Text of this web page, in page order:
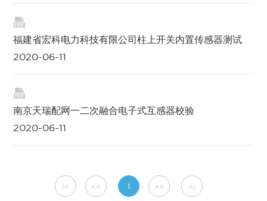

福建省宏科电力科技有限公司柱上开关内置传感器测试
2020-06-11

南京天瑞配网一二次融合电子式互感器校验
2020-06-11
|< << 1 >> >|